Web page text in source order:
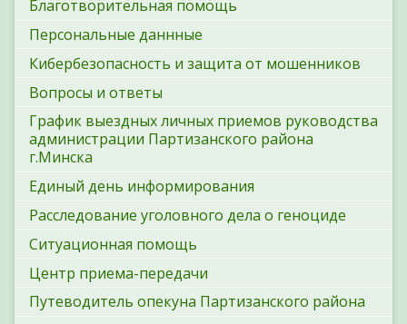
Благотворительная помощь
Персональные даннные
Кибербезопасность и защита от мошенников
Вопросы и ответы
График выездных личных приемов руководства
администрации Партизанского района
г.Минска
Единый день информирования
Расследование уголовного дела о геноциде
Ситуационная помощь
Центр приема-передачи
Путеводитель опекуна Партизанского района